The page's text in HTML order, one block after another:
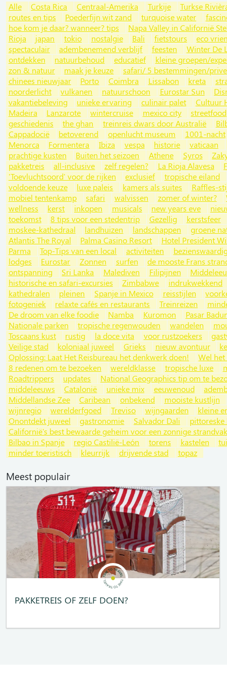
Alle Costa Rica Centraal-Amerika Turkije Turkse
routes en tips
Poederfijn wit zand turquoise water
hoe kom je daar? wanneer? tips
Napa Valley in Californië
Rioja
japan tokio nostalgie Bali fietstours eco
spectaculair
adembenemend verblijf feesten Winter De
ontdekken
natuurbehoud educatief kleine groepen/
zon & natuur
maak je keuze safari/ 5 bestemmingen/
chinees nieuwjaar
Porto Coimbra Lissabon kreta
noorderlicht
vulkanen natuurschoon Eurostar Sun
vakantiebeleving
unieke ervaring culinair palet Cultuur
Madeira
Lanzarote wintercruise mexico city streetfood
geschiedenis
the ghan treinreis dwars door Australië
Cappadocië
betoverend openlucht museum 1001-nacht
Menorca
Formentera Ibiza vespa historie vaticaan
prachtige kusten
Buiten het seizoen Athene Syros
pakketreis
all-inclusive zelf regelen? La Rioja Alavesa
'Toevluchtsoord' voor de rijken
exclusief tropische eiland
voldoende keuze
luxe paleis kamers als suites Raffles-
mobiel tentenkamp
safari walvissen zomer of winter?
wellness
kerst inkopen musicals new years eve
toekomst
8 tips voor een stedentrip Gezellig kerstsfeer
moskee-kathedraal
landhuizen landschappen groene
Atlantis The Royal
Palma Casino Resort Hotel President
Parma
Top-Tips van een local activiteiten
lodges
Eurostar Zonnen surfen de mooste Frans
ontspanning
Sri Lanka Malediven Filipijnen
historische en safari-excursies
Zimbabwe indrukwekkend
kathedralen
pleinen Spanje in Mexico reisstijlen
fotogeniek
relaxte cafés en restaurants Treinreizen
De droom van elke foodie
Namba Kuromon Pasar
Nationale parken
tropische regenwouden wandelen
Toscaans kust
rustig la doce vita voor rustzoekers
Veilige stad
koloniaal juweel Grieks nieuw avontuur
Oplossing: Laat Het Reisbureau het denkwerk doen!
Wel het
8 redenen om te bezoeken
wereldklasse tropische luxe
Roadtrippers
updates National Geographics tip om te
middeleeuws
Catalonië unieke mix eeuwenoud
Middellandse Zee
Caribean onbekend mooiste kustlijn
wijnregio
werelderfgoed Treviso wijngaarden kleine
Onontdekt juweel
gastronomie Salvador Dali pittoreske
Californië's best bewaarde geheim voor een zonnige
Bilbao in Spanje
regio Castilië-León torens kastelen
minder toeristisch
kleurrijk drijvende stad topaz
Meest populair
PAKKETREIS OF ZELF DOEN?